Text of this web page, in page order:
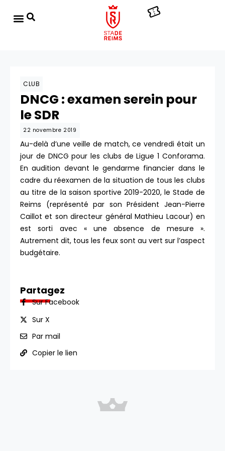
CLUB
DNCG : examen serein pour
le SDR
22 novembre 2019
Au-delà d’une veille de match, ce vendredi était un
jour de DNCG pour les clubs de Ligue 1 Conforama.
En audition devant le gendarme financier dans le
cadre du réexamen de la situation de tous les clubs
au titre de la saison sportive 2019-2020, le Stade de
Reims (représenté par son Président Jean-Pierre
Caillot et son directeur général Mathieu Lacour) en
est sorti avec « une absence de mesure ».
Autrement dit, tous les feux sont au vert sur l’aspect
budgétaire.
Partagez
Sur Facebook
Sur X
Par mail
Copier le lien